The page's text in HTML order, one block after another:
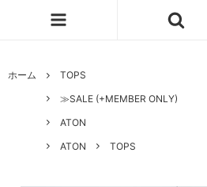
ホーム
TOPS
≫SALE (+MEMBER ONLY)
ATON
ATON
TOPS